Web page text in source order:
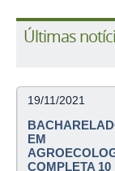
Últimas
19/11/2021
EM
COMPLETA 10